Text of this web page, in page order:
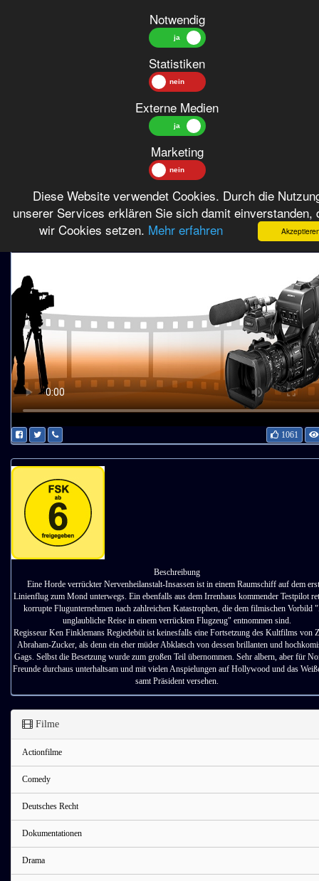
Notwendig
Statistiken
Externe Medien
Marketing
Diese Website verwendet Cookies. Durch die
unserer Services erklären Sie sich damit einverstanden,
wir Cookies setzen. Mehr erfahren
Comedy / Die unglaubliche Reise in einem verrückten Raumschiff
Die unglaubliche Reise in einem verrueckten
Raumschiff von 1982
1061
Beschreibung
Eine Horde verrückter Nervenheilanstalt-Insassen ist in einem Raumschiff auf dem
Linienflug zum Mond unterwegs. Ein ebenfalls aus dem Irrenhaus kommender Testpilot
korrupte Flugunternehmen nach zahlreichen Katastrophen, die dem filmischen Vorbild
unglaubliche Reise in einem verrückten Flugzeug" entnommen sind.
Regisseur Ken Finklemans Regiedebüt ist keinesfalls eine Fortsetzung des Kultfilms von
Abraham-Zucker, als denn ein eher müder Abklatsch von dessen brillanten und
Gags. Selbst die Besetzung wurde zum großen Teil übernommen. Sehr albern, aber für
Freunde durchaus unterhaltsam und mit vielen Anspielungen auf Hollywood und das
samt Präsident versehen.
Filme
Actionfilme
Comedy
Deutsches Recht
Dokumentationen
Drama